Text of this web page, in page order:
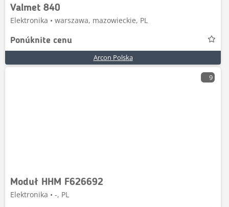
Valmet 840
Elektronika • warszawa, mazowieckie, PL
Ponúknite cenu
Arcon Polska
9
Moduł HHM F626692
Elektronika • -, PL